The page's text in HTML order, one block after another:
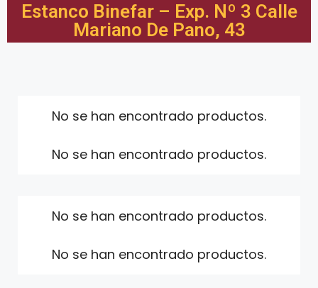
Estanco Binefar – Exp. Nº 3 Calle
Mariano De Pano, 43
No se han encontrado productos.
No se han encontrado productos.
No se han encontrado productos.
No se han encontrado productos.